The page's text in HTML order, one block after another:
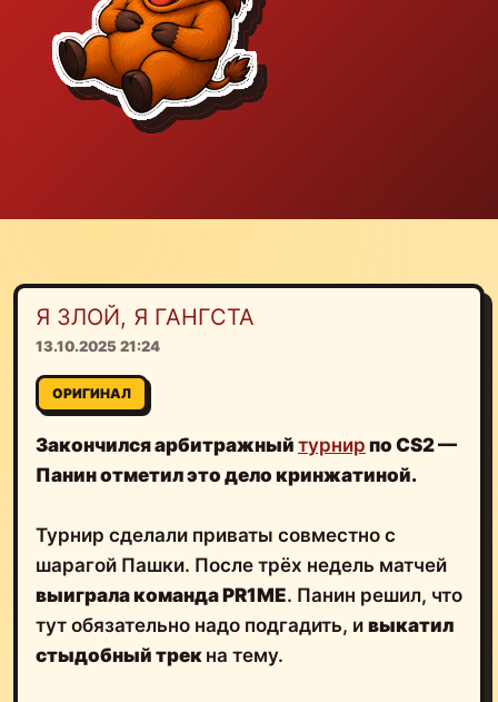
Я ЗЛОЙ, Я ГАНГСТА
13.10.2025 21:24
ОРИГИНАЛ
Закончился арбитражный турнир по CS2 —
Панин отметил это дело кринжатиной.
Турнир сделали приваты совместно с
шарагой Пашки. После трёх недель матчей
выиграла команда PR1ME. Панин решил, что
тут обязательно надо подгадить, и выкатил
стыдобный трек на тему.